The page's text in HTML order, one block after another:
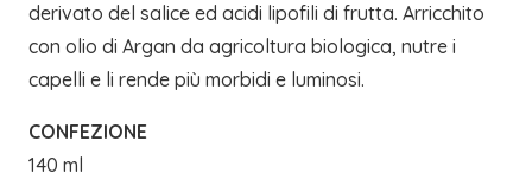
derivato del salice ed acidi lipofili di frutta. Arricchito
con olio di Argan da agricoltura biologica, nutre i
capelli e li rende più morbidi e luminosi.
CONFEZIONE
140 ml